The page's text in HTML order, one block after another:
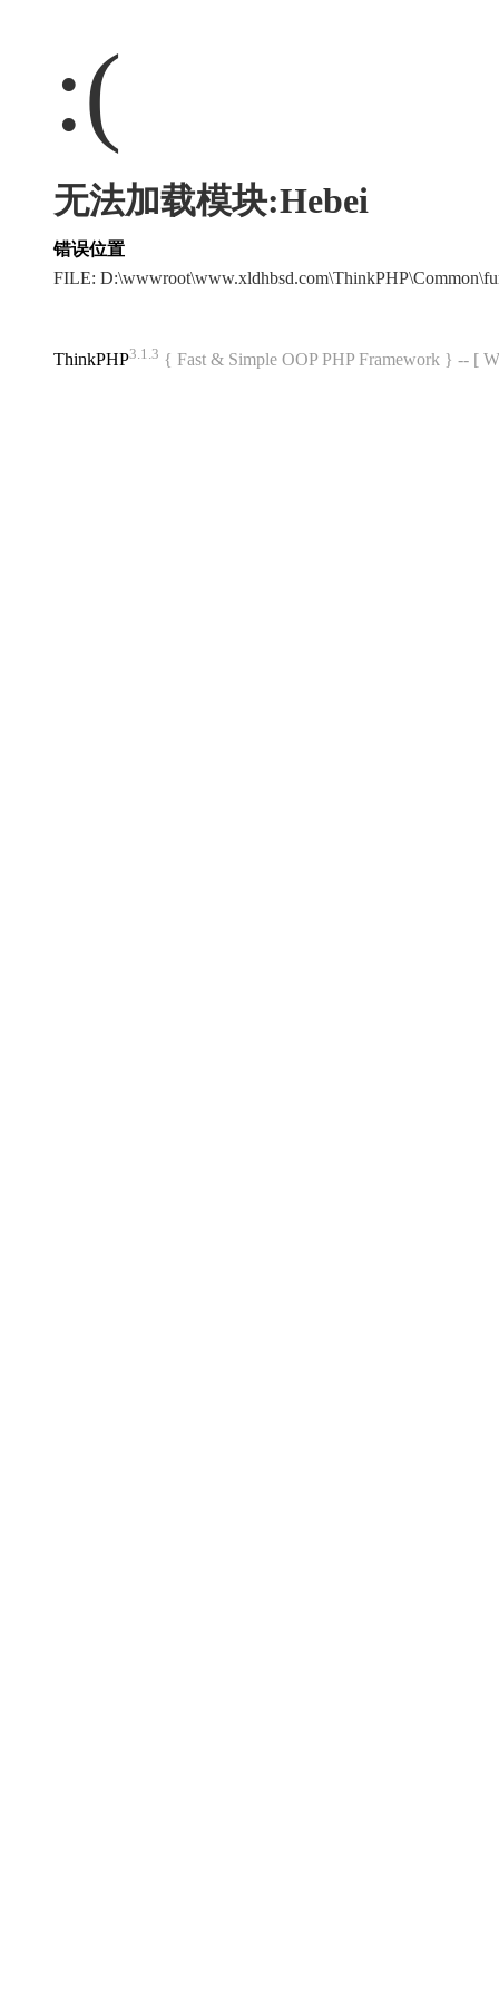
:(
无法加载模块:Hebei
错误位置
FILE:
ThinkPHP3.1.3 { Fast & Simple OOP PHP Framework } -- [